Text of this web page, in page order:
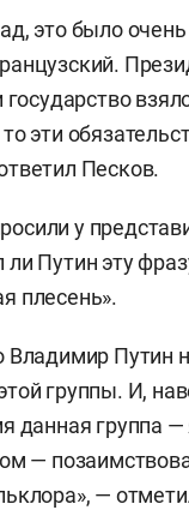
это было
государство
эти
Песков.
у
ли Путин эту
плесень».
Владимир Путин
группы. И,
данная группа
—
—